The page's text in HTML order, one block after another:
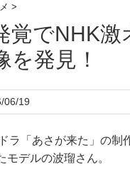
>
覚でNHK激
を発見！
06/19
ラ「あさが来た」の制
モデルの波瑠さん。